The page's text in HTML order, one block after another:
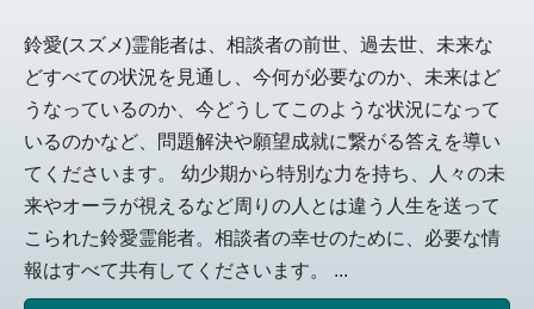
鈴愛(スズメ)霊能者は、相談者の前世、過去世、未来な
どすべての状況を見通し、今何が必要なのか、未来はど
うなっているのか、今どうしてこのような状況になって
いるのかなど、問題解決や願望成就に繋がる答えを導い
てくださいます。 幼少期から特別な力を持ち、人々の未
来やオーラが視えるなど周りの人とは違う人生を送って
こられた鈴愛霊能者。相談者の幸せのために、必要な情
報はすべて共有してくださいます。 ...